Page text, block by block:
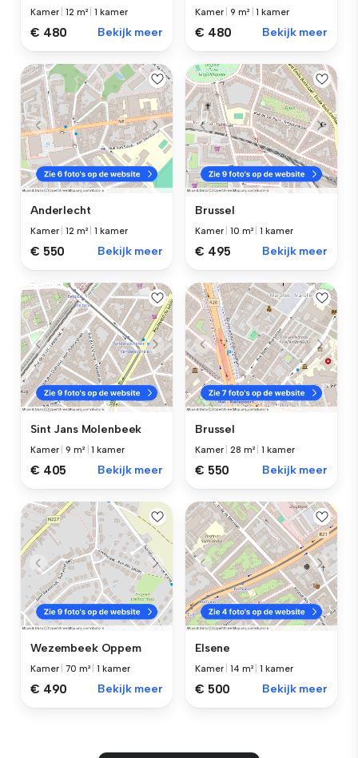
Kamer |12 m² |1 kamer
€ 480 Bekijk meer
Kamer |9 m² |1 kamer
€ 480 Bekijk meer
Anderlecht
Kamer |12 m² |1 kamer
€ 550 Bekijk meer
Brussel
Kamer |10 m² |1 kamer
€ 495 Bekijk meer
Sint Jans Molenbeek
Kamer |9 m² |1 kamer
€ 405 Bekijk meer
Brussel
Kamer |28 m² |1 kamer
€ 550 Bekijk meer
Wezembeek Oppem
Kamer |70 m² |1 kamer
€ 490 Bekijk meer
Elsene
Kamer |14 m² |1 kamer
€ 500 Bekijk meer